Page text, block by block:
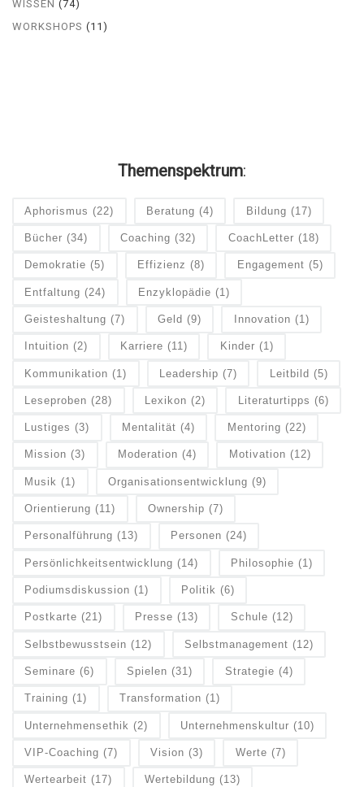
WISSEN (74)
WORKSHOPS (11)
Themenspektrum:
Aphorismus (22) Beratung (4) Bildung (17)
Bücher (34) Coaching (32) CoachLetter (18)
Demokratie (5) Effizienz (8) Engagement (5)
Entfaltung (24) Enzyklopädie (1)
Geisteshaltung (7) Geld (9) Innovation (1)
Intuition (2) Karriere (11) Kinder (1)
Kommunikation (1) Leadership (7) Leitbild (5)
Leseproben (28) Lexikon (2) Literaturtipps (6)
Lustiges (3) Mentalität (4) Mentoring (22)
Mission (3) Moderation (4) Motivation (12)
Musik (1) Organisationsentwicklung (9)
Orientierung (11) Ownership (7)
Personalführung (13) Personen (24)
Persönlichkeitsentwicklung (14) Philosophie (1)
Podiumsdiskussion (1) Politik (6)
Postkarte (21) Presse (13) Schule (12)
Selbstbewusstsein (12) Selbstmanagement (12)
Seminare (6) Spielen (31) Strategie (4)
Training (1) Transformation (1)
Unternehmensethik (2) Unternehmenskultur (10)
VIP-Coaching (7) Vision (3) Werte (7)
Wertearbeit (17) Wertebildung (13)